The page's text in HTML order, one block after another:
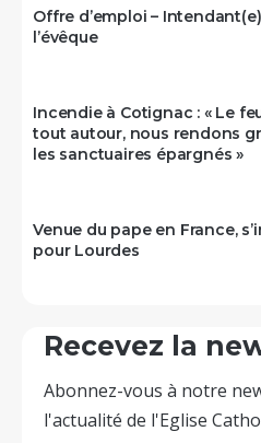
Offre d’emploi –
l’évêque
Incendie à Cotignac : « Le
tout autour, nous rendons
les sanctuaires épargnés »
Venue du pape en France,
pour Lourdes
Recevez la
Abonnez-vous à notre
l'actualité de l'Eglise